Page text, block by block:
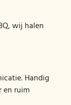
wij halen
Handig
en ruim